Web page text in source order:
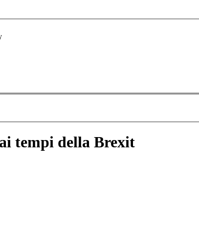
tempi della Brexit